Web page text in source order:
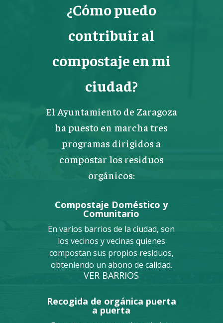
¿Cómo puedo
contribuir al
compostaje en mi
ciudad?
El Ayuntamiento de Zaragoza
ha puesto en marcha tres
programas dirigidos a
compostar los residuos
orgánicos:
Compostaje Doméstico y
Comunitario
En varios barrios de la ciudad, son
los vecinos y vecinas quienes
compostan sus propios residuos,
obteniendo un abono de calidad.
VER BARRIOS
Recogida de orgánica puerta
a puerta